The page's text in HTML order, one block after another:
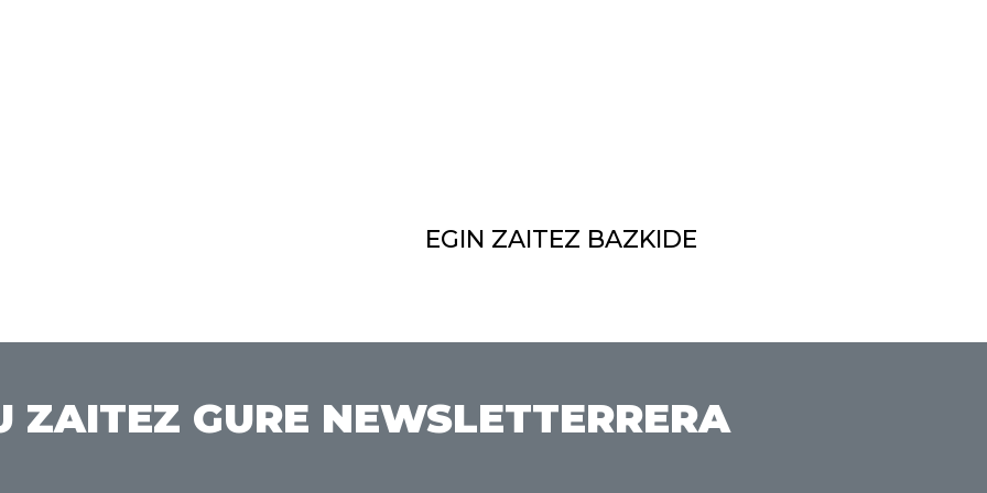
EGIN ZAITEZ BAZKIDE
ZAITEZ GURE NEWSLETTERRERA